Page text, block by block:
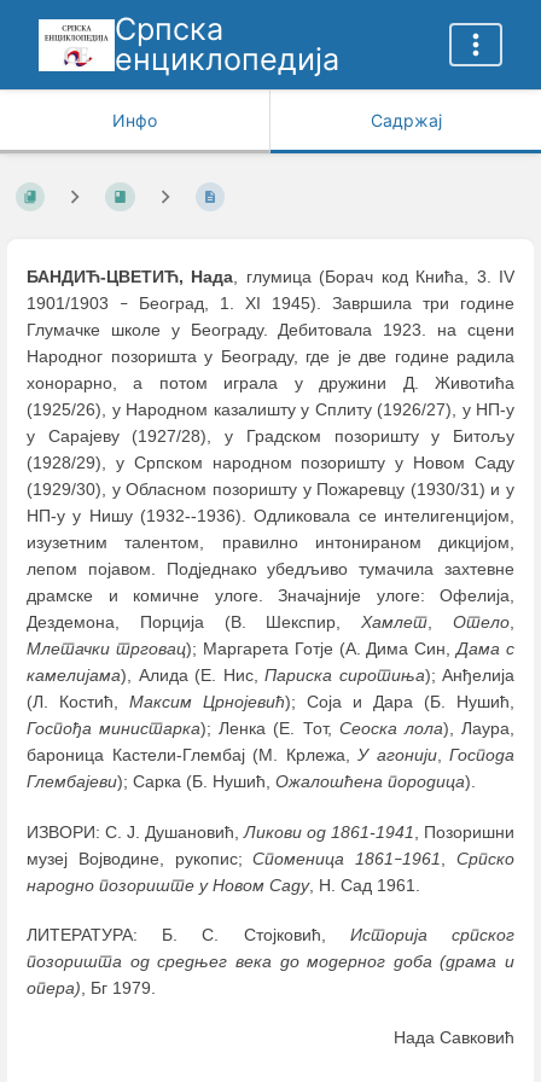
Српска
енциклопедија
Инфо Садржај
БАНДИЋ-ЦВЕТИЋ, Нада, глумица (Борач код Кнића, 3. IV
1901/1903 – Београд, 1. XI 1945). Завршила три године
Глумачке школе у Београду. Дебитовала 1923. на сцени
Народног позоришта у Београду, где је две године радила
хонорарно, а потом играла у дружини Д. Животића
(1925/26), у Народном казалишту у Сплиту (1926/27), у НП-у
у Сарајеву (1927/28), у Градском позоришту у Битољу
(1928/29), у Српском народном позоришту у Новом Саду
(1929/30), у Обласном позоришту у Пожаревцу (1930/31) и у
НП-у у Нишу (1932--1936). Одликовала се интелигенцијом,
изузетним талентом, правилно интонираном дикцијом,
лепом појавом. Подједнако убедљиво тумачила захтевне
драмске и комичне улоге. Значајније улоге: Офелија,
Дездемона, Порција (В. Шекспир,Хамлет,Отело,
Млетачки трговац); Маргарета Готје (А. Дима Син,Дама с
камелијама), Алида (Е. Нис, Париска сиротиња); Анђелија
(Л. Костић, Максим Црнојевић); Соја и Дара (Б. Нушић,
Госпођа министарка); Ленка (Е. Тот, Сеоска лола), Лаура,
бароница Кастели-Глембај (М. Крлежа, У агонији, Господа
Глембајеви); Сарка (Б. Нушић, Ожалошћена породица).
ИЗВОРИ: С. Ј. Душановић, Ликови од 1861-1941
, Позоришни
музеј Војводине, рукопис;Споменица 1861 –1961 ,Српско
народно позориште у Новом Саду, Н. Сад 1961.
ЛИТЕРАТУРА: Б. С. Стојковић, Историја српског
позоришта од средњег века до модерног доба (драма и
опера) , Бг 1979.
Нада Савковић